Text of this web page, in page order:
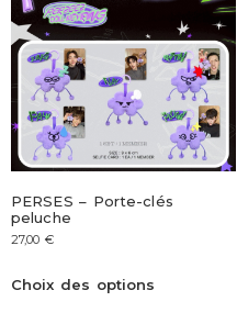
PERSES – Porte-clés
peluche
27,00 €
Choix des options